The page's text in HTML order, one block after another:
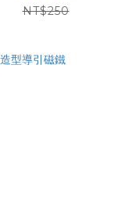
NT$250